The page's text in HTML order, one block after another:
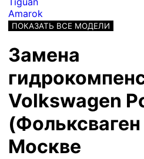
Amarok
ПОКАЗАТЬ ВСЕ МОДЕЛИ
Замена
Volkswagen
Москве